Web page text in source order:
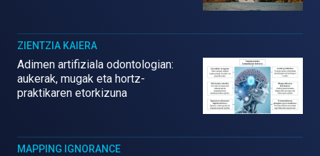
ZIENTZIA KAIERA
Adimen artifiziala odontologian:
aukerak, mugak eta hortz-
praktikaren etorkizuna
MAPPING IGNORANCE